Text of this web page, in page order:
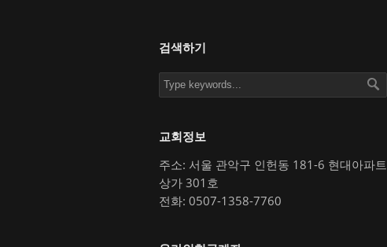
검색하기
교회정보
주소: 서울 관악구 인헌동 181-6 현대아파트
상가 301호
전화: 0507-1358-7760